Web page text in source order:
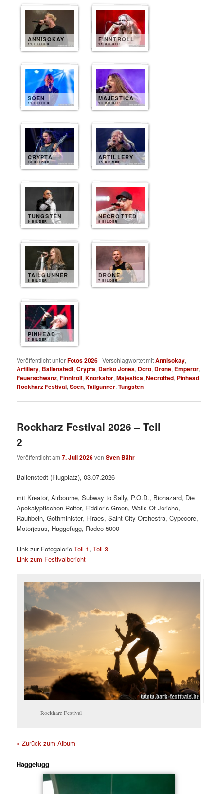
ANNISOKAY
11 BILDER
FINNTROLL
11 BILDER
SOEN
11 BILDER
MAJESTICA
10 BILDER
CRYPTA
10 BILDER
ARTILLERY
10 BILDER
TUNGSTEN
9 BILDER
NECROTTED
8 BILDER
TAILGUNNER
8 BILDER
DRONE
7 BILDER
PINHEAD
7 BILDER
Veröffentlicht unterFotos 2026 |Verschlagwortet mitAnnisokay,
Artillery, Ballenstedt,Crypta, Danko Jones, Doro, Drone, Emperor,
Feuerschwanz,Finntroll,Knorkator,Majestica,Necrotted, Pinhead,
Rockharz Festival,Soen,Tailgunner,Tungsten
Rockharz Festival 2026 – Teil
2
Veröffentlicht am7. Juli 2026vonSven Bähr
Ballenstedt (Flugplatz), 03.07.2026
mit Kreator, Airbourne, Subway to Sally, P.O.D., Biohazard, Die
Apokalyptischen Reiter, Fiddler’s Green, Walls Of Jericho,
Rauhbein, Gothminister, Hiraes, Saint City Orchestra, Cypecore,
Motorjesus, Haggefugg, Rodeo 5000
Link zur FotogalerieTeil 1,Teil 3
Link zum Festivalbericht
Rockharz Festival
« Zurück zum Album
Haggefugg